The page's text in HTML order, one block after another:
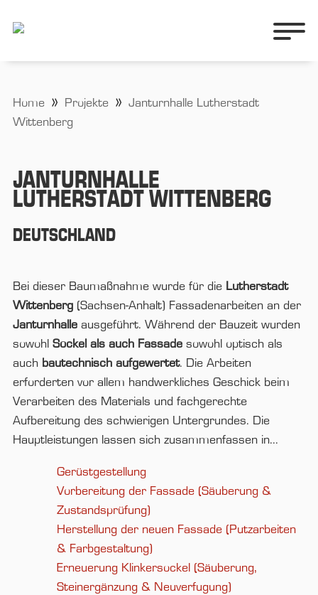
Home Projekte
Janturnhalle Lutherstadt
Wittenberg
JANTURNHALLE
LUTHERSTADT WITTENBERG
DEUTSCHLAND
Bei dieser Baumaßnahme wurde für die Lutherstadt
Wittenberg (Sachsen-Anhalt) Fassadenarbeiten an der
Janturnhalle ausgeführt. Während der Bauzeit wurden
sowohl Sockel als auch Fassade sowohl optisch als
auch bautechnisch aufgewertet. Die Arbeiten
erforderten vor allem handwerkliches Geschick beim
Verarbeiten des Materials und fachgerechte
Aufbereitung des schwierigen Untergrundes. Die
Hauptleistungen lassen sich zusammenfassen in...
Gerüstgestellung
Vorbereitung der Fassade (Säuberung &
Zustandsprüfung)
Herstellung der neuen Fassade (Putzarbeiten
& Farbgestaltung)
Erneuerung Klinkersockel (Säuberung,
Steinergänzung & Neuverfugung)